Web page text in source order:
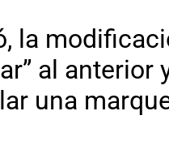
la
al
una